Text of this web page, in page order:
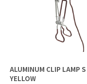
ALUMINUM CLIP LAMP S
YELLOW